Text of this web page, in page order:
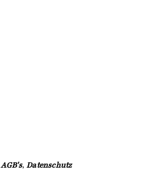
AGB's,Datenschutz